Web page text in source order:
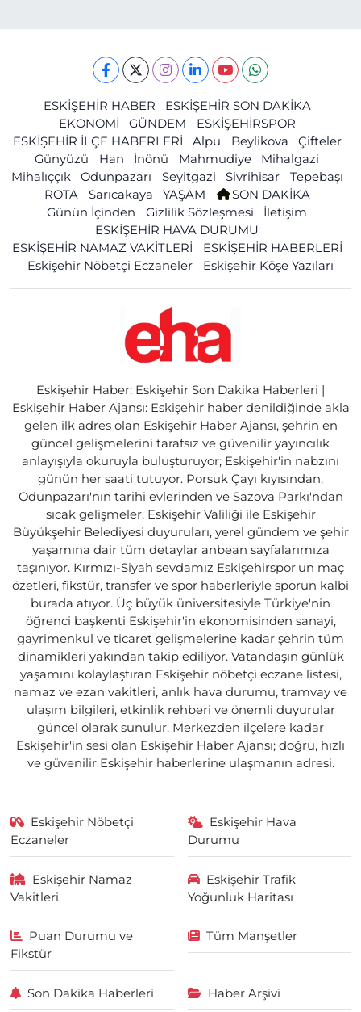
ESKİŞEHİR HABER
ESKİŞEHİR SON DAKİKA
EKONOMİ
GÜNDEM
ESKİŞEHİRSPOR
ESKİŞEHİR İLÇE HABERLERİ
Alpu Beylikova
Çifteler
Günyüzü
Han İnönü Mahmudiye
Mihalgazi
Mihalıççık
Odunpazarı Seyitgazi Sivrihisar
Tepebaşı
ROTA
Sarıcakaya YAŞAM
SON DAKİKA
Günün İçinden
Gizlilik Sözleşmesi
İletişim
ESKİŞEHİR HAVA DURUMU
ESKİŞEHİR NAMAZ VAKİTLERİ
ESKİŞEHİR HABERLERİ
Eskişehir Nöbetçi Eczaneler
Eskişehir Köşe Yazıları
Eskişehir Haber: Eskişehir Son Dakika Haberleri |
Eskişehir Haber Ajansı: Eskişehir haber denildiğinde akla
gelen ilk adres olan Eskişehir Haber Ajansı, şehrin en
güncel gelişmelerini tarafsız ve güvenilir yayıncılık
anlayışıyla okuruyla buluşturuyor; Eskişehir'in nabzını
günün her saati tutuyor. Porsuk Çayı kıyısından,
Odunpazarı'nın tarihi evlerinden ve Sazova Parkı'ndan
sıcak gelişmeler, Eskişehir Valiliği ile Eskişehir
Büyükşehir Belediyesi duyuruları, yerel gündem ve şehir
yaşamına dair tüm detaylar anbean sayfalarımıza
taşınıyor. Kırmızı-Siyah sevdamız Eskişehirspor'un maç
özetleri, fikstür, transfer ve spor haberleriyle sporun kalbi
burada atıyor. Üç büyük üniversitesiyle Türkiye'nin
öğrenci başkenti Eskişehir'in ekonomisinden sanayi,
gayrimenkul ve ticaret gelişmelerine kadar şehrin tüm
dinamikleri yakından takip ediliyor. Vatandaşın günlük
yaşamını kolaylaştıran Eskişehir nöbetçi eczane listesi,
namaz ve ezan vakitleri, anlık hava durumu, tramvay ve
ulaşım bilgileri, etkinlik rehberi ve önemli duyurular
güncel olarak sunulur. Merkezden ilçelere kadar
Eskişehir'in sesi olan Eskişehir Haber Ajansı; doğru, hızlı
ve güvenilir Eskişehir haberlerine ulaşmanın adresi.
Eskişehir Nöbetçi
Eczaneler
Eskişehir Hava
Durumu
Eskişehir Namaz
Vakitleri
Eskişehir Trafik
Yoğunluk Haritası
Puan Durumu ve
Fikstür
Tüm Manşetler
Son Dakika Haberleri Haber Arşivi